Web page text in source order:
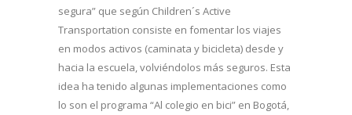
segura” que según Children´s Active
Transportation consiste en fomentar los viajes
en modos activos (caminata y bicicleta) desde y
hacia la escuela, volviéndolos más seguros. Esta
idea ha tenido algunas implementaciones como
lo son el programa “Al colegio en bici” en Bogotá,